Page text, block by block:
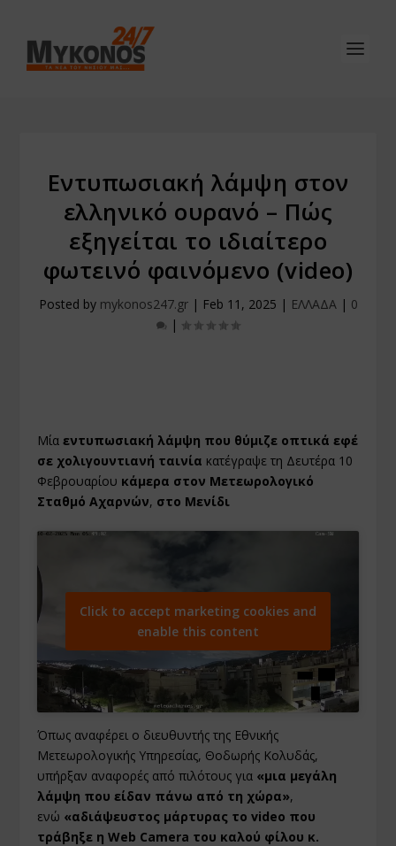
Εντυπωσιακή λάμψη στον
ελληνικό ουρανό – Πώς
εξηγείται το ιδιαίτερο
φωτεινό φαινόμενο (video)
Posted by mykonos247.gr| Feb 11, 2025 | ΕΛΛΑΔΑ| 0
|
Μίαεντυπωσιακή λάμψη που θύμιζε οπτικά εφέ
σε χολιγουντιανή ταινία κατέγραψε τη Δευτέρα 10
Φεβρουαρίου κάμερα στον Μετεωρολογικό
Σταθμό Αχαρνών, στο Μενίδι
Click to accept marketing cookies and
enable this content
Όπως αναφέρει ο διευθυντής της Εθνικής
Μετεωρολογικής Υπηρεσίας, Θοδωρής Κολυδάς,
υπήρξαν αναφορές από πιλότους για «μια μεγάλη
λάμψη που είδαν πάνω από τη χώρα»,
ενώ «αδιάψευστος μάρτυρας το video που
τράβηξε η Web Camera του καλού φίλου κ.